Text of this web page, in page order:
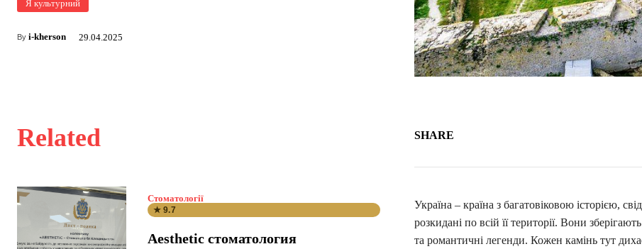
Я культурний
By i-kherson 29.04.2025
Related
Стоматології
★ 9.7
Aesthetic стоматология
SHARE
Україна – країна з багатовіковою історією,
розкидані по всій її території. Вони
та романтичні легенди. Кожен камінь тут